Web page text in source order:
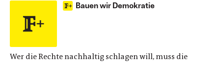
Bauen wir Demokratie
Wer die Rechte nachhaltig schlagen will, muss die